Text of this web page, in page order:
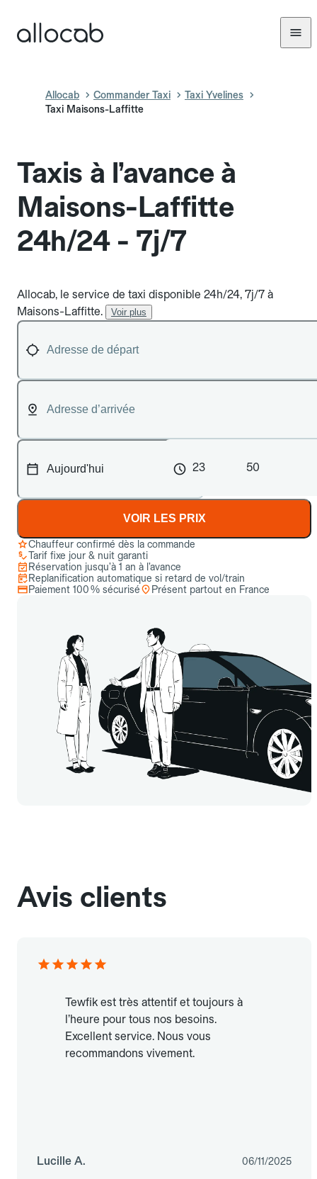
Allocab Commander Taxi
Taxi Yvelines
Taxi Maisons-Laffitte
Taxis à l’avance à
Maisons-Laffitte
24h/24 - 7j/7
Allocab, le service de taxi disponible 24h/24, 7j/7 à
Maisons-Laffitte.
Voir plus
23 50
VOIR LES PRIX
Chauffeur confirmé dès la commande
Tarif fixe jour & nuit garanti
Réservation jusqu’à 1 an à l’avance
Replanification automatique si retard de vol/train
Paiement 100 % sécurisé
Présent partout en France
Avis clients
Tewfik est très attentif et toujours à
l’heure pour tous nos besoins.
Excellent service. Nous vous
recommandons vivement.
Lucille A. 06/11/2025